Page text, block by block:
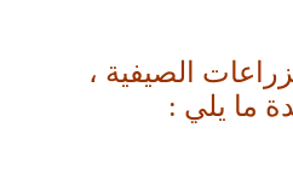
الزراعات الشتوية ، وتطول إلى 9-10 أسابيع في الزراعات الصيفية ،
ما يلي :